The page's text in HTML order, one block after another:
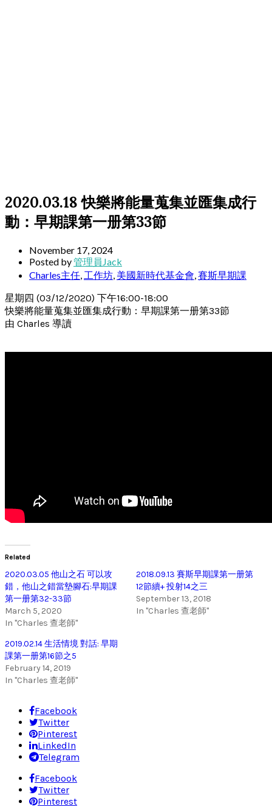
2020.03.18 快樂將能量蒐集並匯集成行
動：早期課第一册第33節
November 17, 2024
Posted by管理員Jack
Charles主任, 工作坊, 美國新時代基金會,賽斯早期課
星期四 (03/12/2020) 下午16:00-18:00
快樂將能量蒐集並匯集成行動：早期課第一册第33節
由 Charles 導讀
Related
2020.03.05 他山之石 可以攻
錯，他山之錯當墊腳石:早期課
第一册第32-33節
March 5, 2020
In "Charles 查老師"
2018.09.13 賽斯早期課第一册第
12節續+ 投射14之三
September 13, 2018
In "Charles 查老師"
2019.02.14 生活情境 對話: 早期
課第一册第16節之5
February 14, 2019
In "Charles 查老師"
Facebook
Twitter
Pinterest
LinkedIn
Telegram
Facebook
Twitter
Pinterest